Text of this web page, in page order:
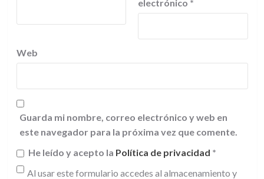
electrónico *
Web
Guarda mi nombre, correo electrónico y web en
este navegador para la próxima vez que comente.
He leído y acepto la Política de privacidad *
Al usar este formulario accedes al almacenamiento y